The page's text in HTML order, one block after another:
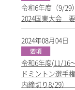
令和6年度（9/29
2024国東大会
2024年08月04日
令和6年度(11/16
ドミントン選手
内締切り8/29）